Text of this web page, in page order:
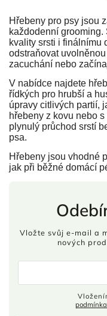
Hřebeny pro psy jsou
každodenní
kvality srsti i finálnímu
odstraňovat
zacuchání nebo
V nabídce najdete
řídkých pro hrubší a
úpravy citlivých partií,
hřebeny z kovu nebo
plynulý průchod srstí
psa.
Hřebeny jsou vhodné
jak při běžné domácí
Vložte svůj e-mail a
nových